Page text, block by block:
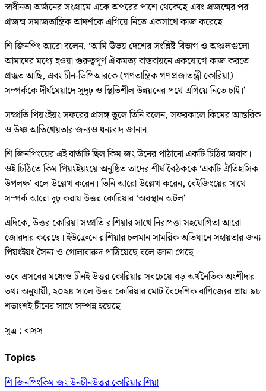
স্বাধীনতা অর্জনের সংগ্রামে একে অপরের পাশে থেকেছে এবং প্রজন্মের পর
প্রজন্ম সমাজতান্ত্রিক আদর্শকে এগিয়ে নিতে একসাথে কাজ করেছে।
শি জিনপিং আরো বলেন, ‘আমি উভয় দেশের সংশ্লিষ্ট বিভাগ ও অঞ্চলগুলো
আমাদের মধ্যে হওয়া গুরুত্বপূর্ণ ঐকমত্য বাস্তবায়নে একযোগে কাজ করতে
প্রস্তুত আছি, এবং চীন-ডিপিআরকে (গণতান্ত্রিক গণপ্রজাতন্ত্রী কোরিয়া)
সম্পর্ককে দীর্ঘমেয়াদে সুদৃঢ় ও স্থিতিশীল উন্নয়নের পথে এগিয়ে নিতে চাই।’
সম্প্রতি পিয়ংইয়ং সফরের প্রসঙ্গ তুলে তিনি বলেন, সফরকালে কিমের আন্তরিক
ও উষ্ণ আতিথেয়তার জন্যও ধন্যবাদ জানান।
শি জিনপিংয়ের এই বার্তাটি ছিল কিম জং উনের পাঠানো একটি চিঠির জবাব।
ওই চিঠিতে কিম পিয়ংইয়ংয়ে অনুষ্ঠিত তাদের শীর্ষ বৈঠককে ‘একটি ঐতিহাসিক
উপলক্ষ’ বলে উল্লেখ করেন। তিনি আরো উল্লেখ করেন, বেইজিংয়ের সাথে
সম্পর্ক আরো দৃঢ় করায় উত্তর কোরিয়ার ‘অবস্থান অটল’।
এদিকে, উত্তর কোরিয়া সম্প্রতি রাশিয়ার সাথে নিরাপত্তা সহযোগিতা আরো
জোরদার করেছে। ইউক্রেনে রাশিয়ার চলমান সামরিক অভিযানে সহায়তার জন্য
পিয়ংইয়ং সৈন্য ও গোলাবারুদ পাঠিয়েছে বলে জানা গেছে।
তবে এসবের মধ্যেও চীনই উত্তর কোরিয়ার সবচেয়ে বড় অর্থনৈতিক অংশীদার।
তথ্য অনুযায়ী, ২০২৪ সালে উত্তর কোরিয়ার মোট বৈদেশিক বাণিজ্যের প্রায় ৯৮
শতাংশই চীনের সাথে সম্পন্ন হয়েছে।
সূত্র : বাসস
Topics
শি জিনপিংকিম জং উনচীনউত্তর কোরিয়ারাশিয়া